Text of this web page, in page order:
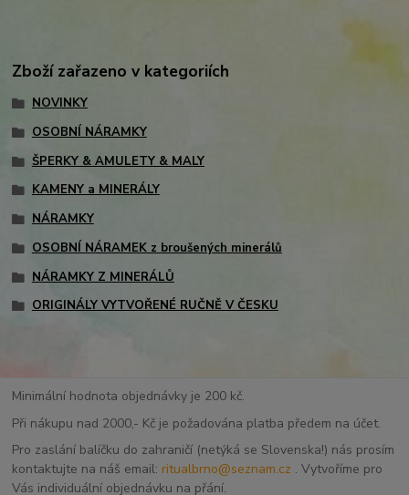
Zboží zařazeno v kategoriích
NOVINKY
OSOBNÍ NÁRAMKY
ŠPERKY & AMULETY & MALY
KAMENY a MINERÁLY
NÁRAMKY
OSOBNÍ NÁRAMEK z broušených minerálů
NÁRAMKY Z MINERÁLŮ
ORIGINÁLY VYTVOŘENÉ RUČNĚ V ČESKU
Minimální hodnota objednávky je 200 kč.
Při nákupu nad 2000,- Kč je požadována platba předem na účet.
Pro zaslání balíčku do zahraničí (netýká se Slovenska!) nás prosím
kontaktujte na náš email: ritualbrno@seznam.cz . Vytvoříme pro
Vás individuální objednávku na přání.